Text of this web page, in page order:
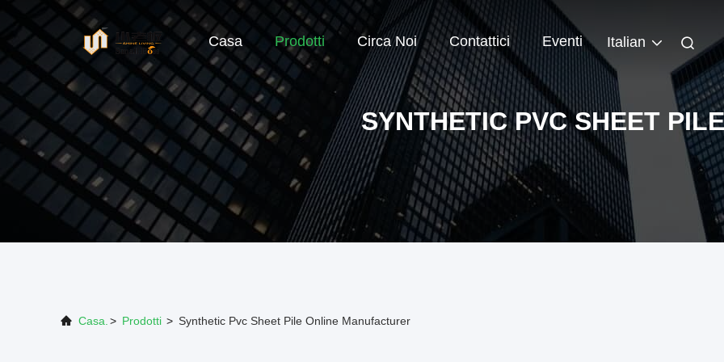
Casa Prodotti Circa Noi Contattici Eventi Italian
SYNTHETIC PVC SHEET PILE
Casa. > Prodotti > Synthetic Pvc Sheet Pile Online Manufacturer